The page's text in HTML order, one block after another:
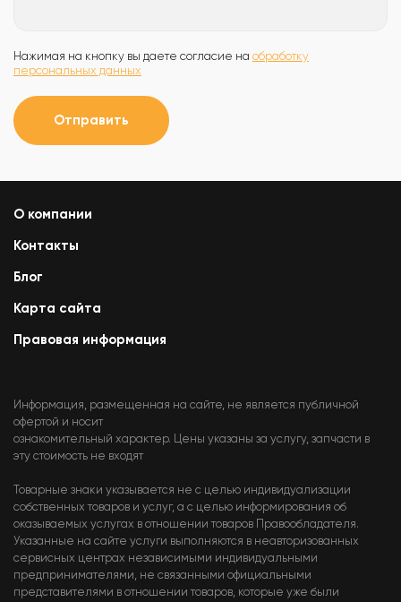
Нажимая на кнопку вы даете согласие на обработку
персональных данных
Отправить
О компании
Контакты
Блог
Карта сайта
Правовая информация
Информация, размещенная на сайте, не является публичной
офертой и носит
ознакомительный характер. Цены указаны за услугу, запчасти в
эту стоимость не входят
Товарные знаки указывается не с целью индивидуализации
собственных товаров и услуг, а с целью информирования об
оказываемых услугах в отношении товаров Правообладателя.
Указанные на сайте услуги выполняются в неавторизованных
сервисных центрах независимыми индивидуальными
предпринимателями, не связанными официальными
представителями в отношении товаров, которые уже были